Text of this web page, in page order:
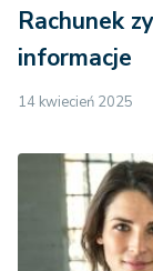
Rachunek
informacje
14 kwiecień 2025